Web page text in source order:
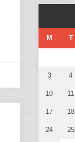
M T
3 4
10 11
17 18
24 25